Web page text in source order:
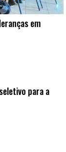
em
para a